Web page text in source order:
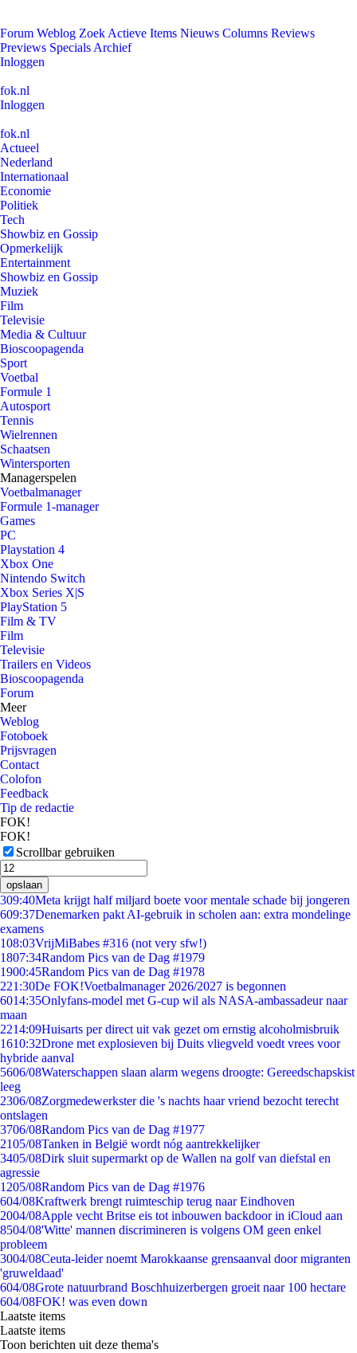
Forum Weblog Zoek Actieve Items Nieuws Columns Reviews
Previews Specials Archief
Inloggen
fok.nl
Inloggen
fok.nl
Actueel
Nederland
Internationaal
Economie
Politiek
Tech
Showbiz en Gossip
Opmerkelijk
Entertainment
Showbiz en Gossip
Muziek
Film
Televisie
Media & Cultuur
Bioscoopagenda
Sport
Voetbal
Formule 1
Autosport
Tennis
Wielrennen
Schaatsen
Wintersporten
Managerspelen
Voetbalmanager
Formule 1-manager
Games
PC
Playstation 4
Xbox One
Nintendo Switch
Xbox Series X|S
PlayStation 5
Film & TV
Film
Televisie
Trailers en Videos
Bioscoopagenda
Forum
Meer
Weblog
Fotoboek
Prijsvragen
Contact
Colofon
Feedback
Tip de redactie
FOK!
FOK!
Scrollbar gebruiken
opslaan
309:40Meta krijgt half miljard boete voor mentale schade bij jongeren
609:37Denemarken pakt AI-gebruik in scholen aan: extra mondelinge
examens
108:03VrijMiBabes #316 (not very sfw!)
1807:34Random Pics van de Dag #1979
1900:45Random Pics van de Dag #1978
221:30De FOK!Voetbalmanager 2026/2027 is begonnen
6014:35Onlyfans-model met G-cup wil als NASA-ambassadeur naar
maan
2214:09Huisarts per direct uit vak gezet om ernstig alcoholmisbruik
1610:32Drone met explosieven bij Duits vliegveld voedt vrees voor
hybride aanval
5606/08Waterschappen slaan alarm wegens droogte: Gereedschapskist
leeg
2306/08Zorgmedewerkster die 's nachts haar vriend bezocht terecht
ontslagen
3706/08Random Pics van de Dag #1977
2105/08Tanken in België wordt nóg aantrekkelijker
3405/08Dirk sluit supermarkt op de Wallen na golf van diefstal en
agressie
1205/08Random Pics van de Dag #1976
604/08Kraftwerk brengt ruimteschip terug naar Eindhoven
2004/08Apple vecht Britse eis tot inbouwen backdoor in iCloud aan
8504/08'Witte' mannen discrimineren is volgens OM geen enkel
probleem
3004/08Ceuta-leider noemt Marokkaanse grensaanval door migranten
'gruweldaad'
604/08Grote natuurbrand Boschhuizerbergen groeit naar 100 hectare
604/08FOK! was even down
Laatste items
Laatste items
Toon berichten uit deze thema's